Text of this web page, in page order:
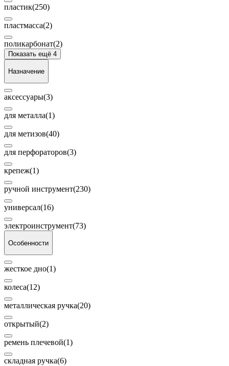
пластик(250)
пластмасса(2)
поликарбонат(2)
Показать ещё 4
Назначение
аксессуары(3)
для металла(1)
для метизов(40)
для перфораторов(3)
крепеж(1)
ручной инструмент(230)
универсал(16)
электроинструмент(73)
Особенности
жесткое дно(1)
колеса(12)
металлическая ручка(20)
открытый(2)
ремень плечевой(1)
складная ручка(6)